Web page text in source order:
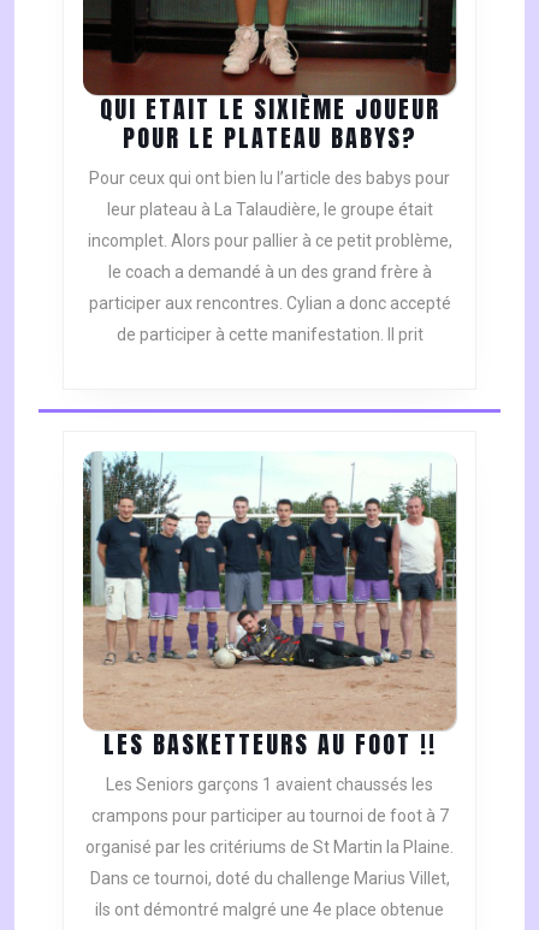
QUI ETAIT LE SIXIÈME JOUEUR
POUR LE PLATEAU BABYS?
ETAIT
LE
SIXIÈME
JOUEUR
POUR
LE
PLATEAU
Pour ceux qui ont bien lu l’article des babys pour
leur plateau à La Talaudière, le groupe était
incomplet. Alors pour pallier à ce petit problème,
le coach a demandé à un des grand frère à
participer aux rencontres. Cylian a donc accepté
de participer à cette manifestation. Il prit
LES BASKETTEURS AU FOOT !!LES
AU
FOOT
!!
Les Seniors garçons 1 avaient chaussés les
crampons pour participer au tournoi de foot à 7
organisé par les critériums de St Martin la Plaine.
Dans ce tournoi, doté du challenge Marius Villet,
ils ont démontré malgré une 4e place obtenue